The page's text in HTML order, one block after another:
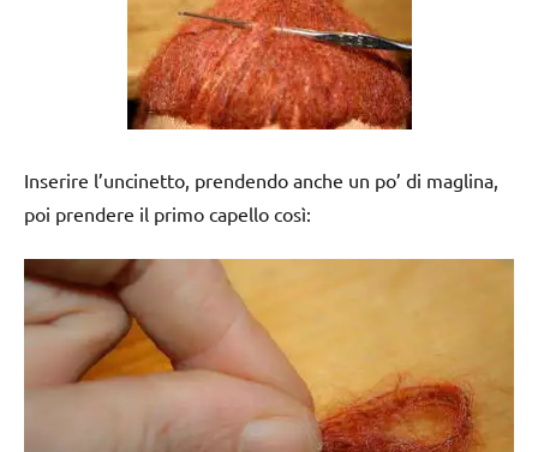
Inserire l’uncinetto, prendendo anche un po’ di maglina,
poi prendere il primo capello così: